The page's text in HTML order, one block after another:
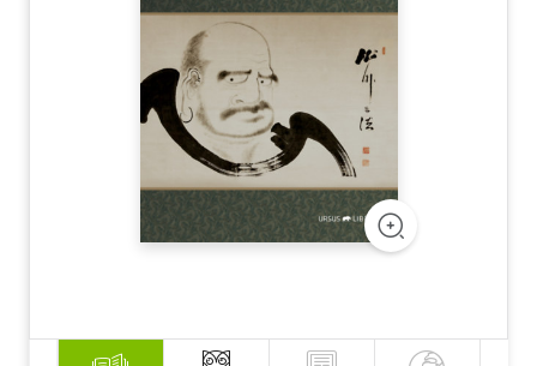
Szótár, nyelvkönyv
Tankönyv, segédkönyv